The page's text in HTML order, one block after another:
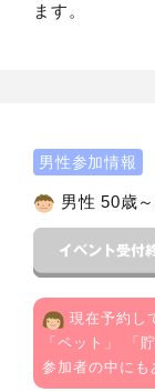
ます。
男性参加情報
男性 50歳
現在予約し
「 ペット 」 「
参加者の中に